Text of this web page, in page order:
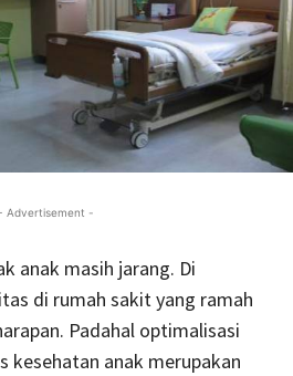
Advertisement -
anak masih jarang. Di
di rumah sakit yang ramah
Padahal optimalisasi
kesehatan anak merupakan